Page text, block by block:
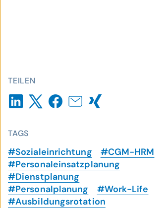
TEILEN
TAGS
#Sozialeinrichtung
#CGM-HRM
#Personaleinsatzplanung
#Dienstplanung
#Personalplanung
#Work-Life
#Ausbildungsrotation